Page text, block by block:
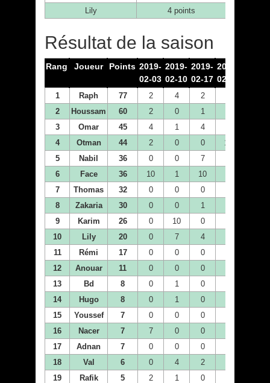
Lily
4 points
Résultat de la saison
Rang Joueur Points 2019-
02-03
2019-
02-10
2019-
02-17
2019-
02-24
1 Raph 77 2 4 2
2
Houssam 60 2 0 1
3
Omar 45 4 1 4
4
Otman 44 2 0 0 10
5
Nabil 36 0 0 7
6
Face 36 10 1 10
7
Thomas 32 0 0 0
8
Zakaria 30 0 0 1
9
Karim 26 0 10 0
10
Lily 20 0 7 4
11
Rémi 17 0 0 0
12
Anouar 11 0 0 0
13
Bd 8 0 1 0
14
Hugo 8 0 1 0
15
Youssef 7 0 0 0
16
Nacer 7 7 0 0
17
Adnan 7 0 0 0
18
Val 6 0 4 2
19
Rafik 5 2 1 0